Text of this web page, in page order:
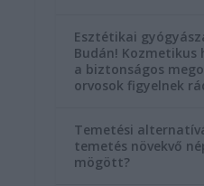
Esztétikai
Budán! Kozmetikus
a biztonságos
orvosok figyelnek
Temetési
temetés növekvő
mögött?